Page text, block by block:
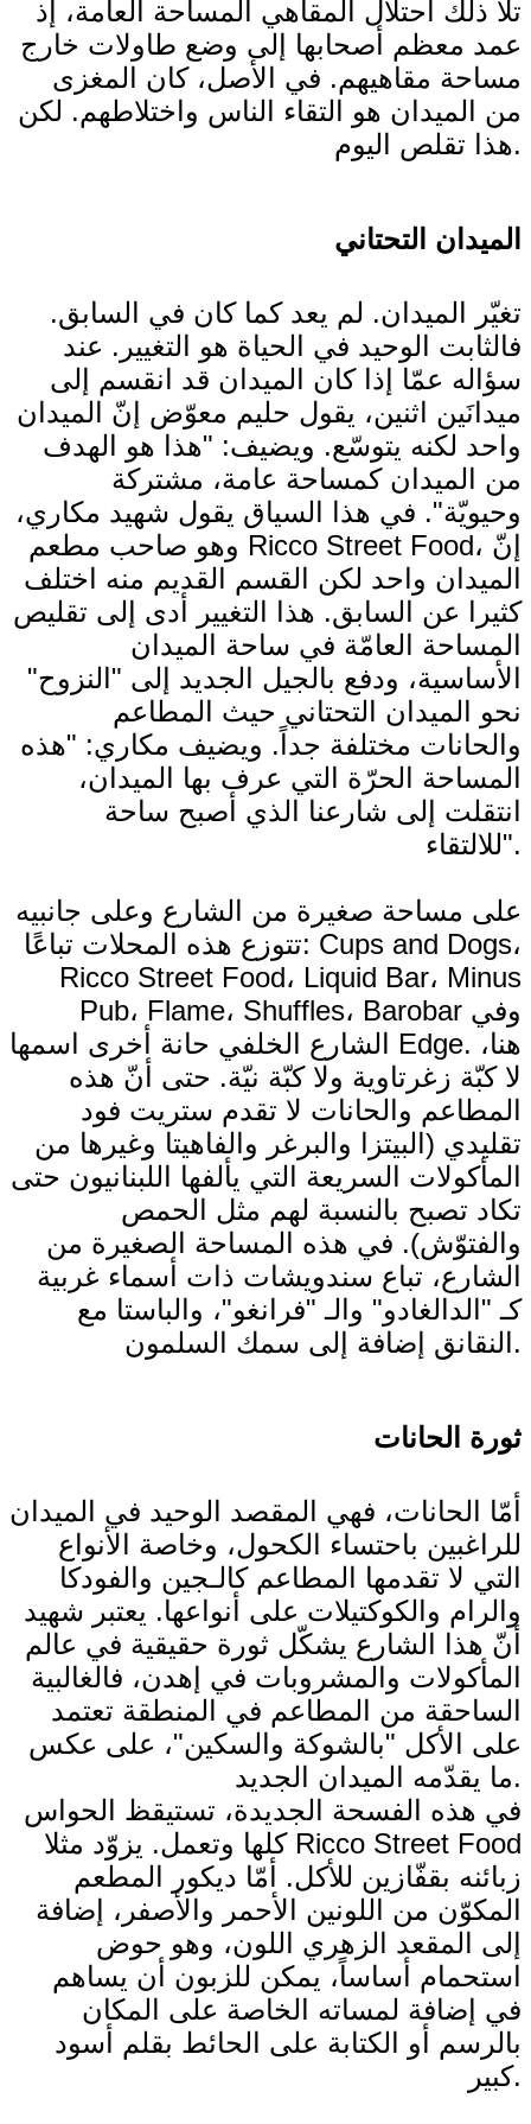
تلا ذلك احتلال المقاهي المساحة العامة، إذ
عمد معظم أصحابها إلى وضع طاولات خارج
مساحة مقاهيهم. في الأصل، كان المغزى
من الميدان هو التقاء الناس واختلاطهم. لكن
هذا تقلص اليوم.
الميدان التحتاني
تغيّر الميدان. لم يعد كما كان في السابق.
فالثابت الوحيد في الحياة هو التغيير. عند
سؤاله عمّا إذا كان الميدان قد انقسم إلى
ميدانَين اثنين، يقول حليم معوّض إنّ الميدان
واحد لكنه يتوسّع. ويضيف: "هذا هو الهدف
من الميدان كمساحة عامة، مشتركة
وحيويّة". في هذا السياق يقول شهيد مكاري،
وهو صاحب مطعم Ricco Street Food، إنّ
الميدان واحد لكن القسم القديم منه اختلف
كثيرا عن السابق. هذا التغيير أدى إلى تقليص
المساحة العامّة في ساحة الميدان
الأساسية، ودفع بالجيل الجديد إلى "النزوح"
نحو الميدان التحتاني حيث المطاعم
والحانات مختلفة جداً. ويضيف مكاري: "هذه
المساحة الحرّة التي عرف بها الميدان،
انتقلت إلى شارعنا الذي أصبح ساحة
للالتقاء".
على مساحة صغيرة من الشارع وعلى جانبيه
تتوزع هذه المحلات تباعًا: Cups and Dogs،
Ricco Street Food، Liquid Bar، Minus
Pub، Flame، Shuffles، Barobar وفي
الشارع الخلفي حانة أخرى اسمها Edge. هنا،
لا كبّة زغرتاوية ولا كبّة نيّة. حتى أنّ هذه
المطاعم والحانات لا تقدم ستريت فود
تقليدي (البيتزا والبرغر والفاهيتا وغيرها من
المأكولات السريعة التي يألفها اللبنانيون حتى
تكاد تصبح بالنسبة لهم مثل الحمص
والفتوّش). في هذه المساحة الصغيرة من
الشارع، تباع سندويشات ذات أسماء غربية
كـ "الدالغادو" والـ "فرانغو"، والباستا مع
النقانق إضافة إلى سمك السلمون.
ثورة الحانات
أمّا الحانات، فهي المقصد الوحيد في الميدان
للراغبين باحتساء الكحول، وخاصة الأنواع
التي لا تقدمها المطاعم كالـجين والفودكا
والرام والكوكتيلات على أنواعها. يعتبر شهيد
أنّ هذا الشارع يشكّل ثورة حقيقية في عالم
المأكولات والمشروبات في إهدن، فالغالبية
الساحقة من المطاعم في المنطقة تعتمد
على الأكل "بالشوكة والسكين"، على عكس
ما يقدّمه الميدان الجديد.
في هذه الفسحة الجديدة، تستيقظ الحواس
كلها وتعمل. يزوّد مثلا Ricco Street Food
زبائنه بقفّازين للأكل. أمّا ديكور المطعم
المكوّن من اللونين الأحمر والأصفر، إضافة
إلى المقعد الزهري اللون، وهو حوض
استحمام أساساً، يمكن للزبون أن يساهم
في إضافة لمساته الخاصة على المكان
بالرسم أو الكتابة على الحائط بقلم أسود
كبير.